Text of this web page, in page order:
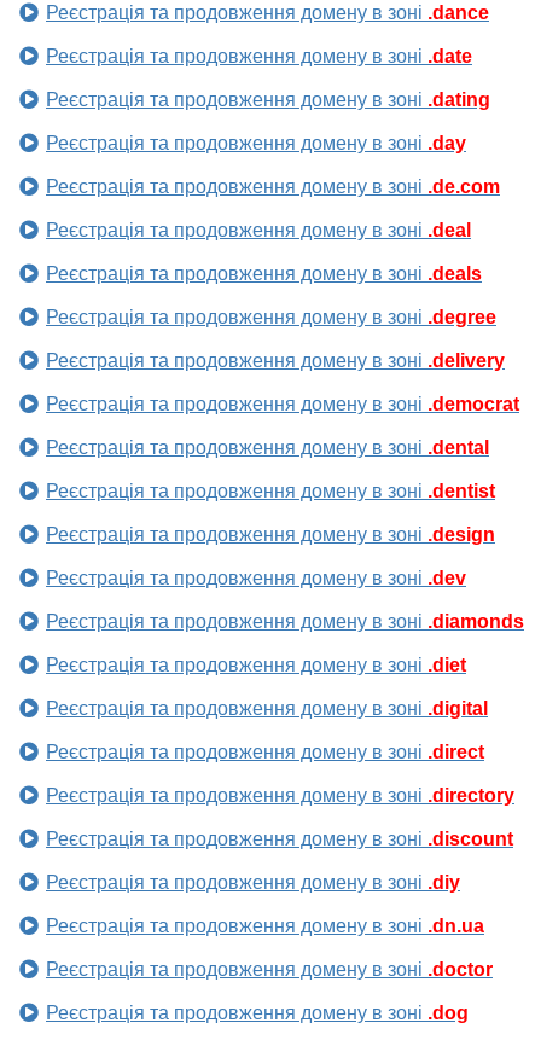
Реєстрація та продовження домену в зоні .dance
Реєстрація та продовження домену в зоні .date
Реєстрація та продовження домену в зоні .dating
Реєстрація та продовження домену в зоні .day
Реєстрація та продовження домену в зоні .de.com
Реєстрація та продовження домену в зоні .deal
Реєстрація та продовження домену в зоні .deals
Реєстрація та продовження домену в зоні .degree
Реєстрація та продовження домену в зоні .delivery
Реєстрація та продовження домену в зоні .democrat
Реєстрація та продовження домену в зоні .dental
Реєстрація та продовження домену в зоні .dentist
Реєстрація та продовження домену в зоні .design
Реєстрація та продовження домену в зоні .dev
Реєстрація та продовження домену в зоні .diamonds
Реєстрація та продовження домену в зоні .diet
Реєстрація та продовження домену в зоні .digital
Реєстрація та продовження домену в зоні .direct
Реєстрація та продовження домену в зоні .directory
Реєстрація та продовження домену в зоні .discount
Реєстрація та продовження домену в зоні .diy
Реєстрація та продовження домену в зоні .dn.ua
Реєстрація та продовження домену в зоні .doctor
Реєстрація та продовження домену в зоні .dog